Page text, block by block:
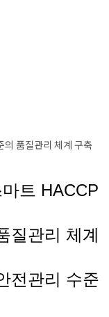
품질관리 체계 구축
트 HACCP
질관리 체계
전관리 수준